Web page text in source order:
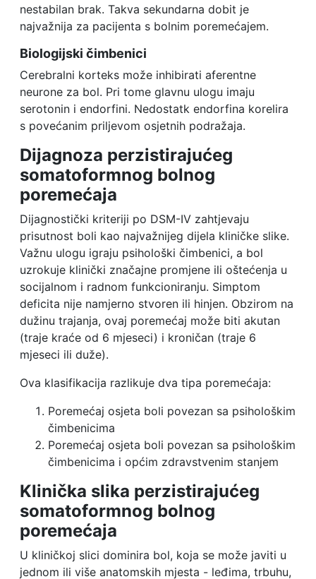
nestabilan brak. Takva sekundarna dobit je
najvažnija za pacijenta s bolnim poremećajem.
Biologijski čimbenici
Cerebralni korteks može inhibirati aferentne
neurone za bol. Pri tome glavnu ulogu imaju
serotonin i endorfini. Nedostatk endorfina korelira
s povećanim priljevom osjetnih podražaja.
Dijagnoza perzistirajućeg
somatoformnog bolnog
poremećaja
Dijagnostički kriteriji po DSM-IV zahtjevaju
prisutnost boli kao najvažnijeg dijela kliničke slike.
Važnu ulogu igraju psihološki čimbenici, a bol
uzrokuje klinički značajne promjene ili oštećenja u
socijalnom i radnom funkcioniranju. Simptom
deficita nije namjerno stvoren ili hinjen. Obzirom na
dužinu trajanja, ovaj poremećaj može biti akutan
(traje kraće od 6 mjeseci) i kroničan (traje 6
mjeseci ili duže).
Ova klasifikacija razlikuje dva tipa poremećaja:
Poremećaj osjeta boli povezan sa psihološkim
čimbenicima
Poremećaj osjeta boli povezan sa psihološkim
čimbenicima i općim zdravstvenim stanjem
Klinička slika perzistirajućeg
somatoformnog bolnog
poremećaja
U kliničkoj slici dominira bol, koja se može javiti u
jednom ili više anatomskih mjesta - leđima, trbuhu,